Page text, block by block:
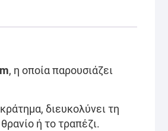
, η οποία παρουσιάζει
διευκολύνει τη
ή το τραπέζι.